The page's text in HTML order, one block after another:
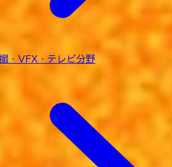
・ VFX・テレビ分野